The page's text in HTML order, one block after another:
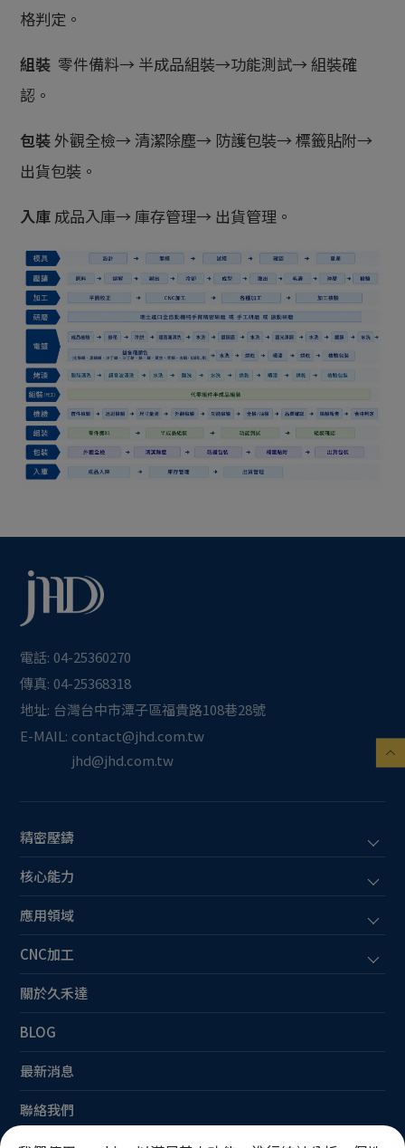
格判定。
組裝 零件備料→ 半成品組裝→功能測試→ 組裝確
認。
包裝外觀全檢→ 清潔除塵→ 防護包裝→ 標籤貼附→
出貨包裝。
入庫 成品入庫→ 庫存管理→ 出貨管理。
電話: 04-25360270
傳真: 04-25368318
地址: 台灣台中市潭子區福貴路108巷28號
E-MAIL: contact@jhd.com.tw
jhd@jhd.com.tw
精密壓鑄
核心能力
應用領域
CNC加工
關於久禾達
BLOG
最新消息
聯絡我們